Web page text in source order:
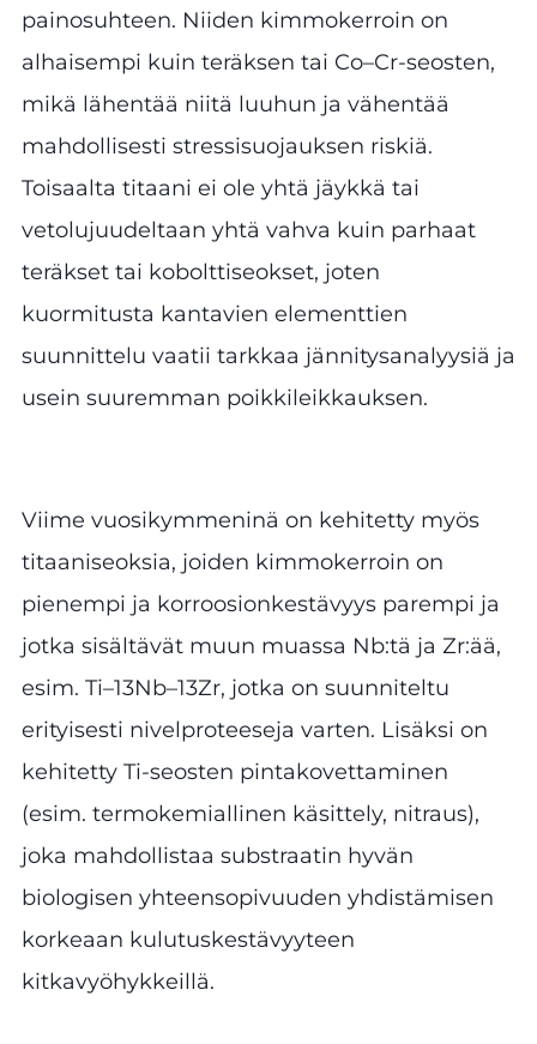
painosuhteen. Niiden kimmokerroin on
alhaisempi kuin teräksen tai Co–Cr-seosten,
mikä lähentää niitä luuhun ja vähentää
mahdollisesti stressisuojauksen riskiä.
Toisaalta titaani ei ole yhtä jäykkä tai
vetolujuudeltaan yhtä vahva kuin parhaat
teräkset tai kobolttiseokset, joten
kuormitusta kantavien elementtien
suunnittelu vaatii tarkkaa jännitysanalyysiä ja
usein suuremman poikkileikkauksen.
Viime vuosikymmeninä on kehitetty myös
titaaniseoksia, joiden kimmokerroin on
pienempi ja korroosionkestävyys parempi ja
jotka sisältävät muun muassa Nb:tä ja Zr:ää,
esim. Ti–13Nb–13Zr, jotka on suunniteltu
erityisesti nivelproteeseja varten. Lisäksi on
kehitetty Ti-seosten pintakovettaminen
(esim. termokemiallinen käsittely, nitraus),
joka mahdollistaa substraatin hyvän
biologisen yhteensopivuuden yhdistämisen
korkeaan kulutuskestävyyteen
kitkavyöhykkeillä.